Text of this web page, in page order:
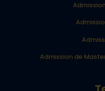
Admission de